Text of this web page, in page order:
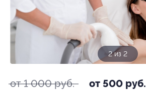
1 из 2
от 1 000 руб. от 500 руб.